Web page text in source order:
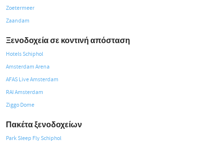
Zoetermeer
Zaandam
Ξενοδοχεία σε κοντινή απόσταση
Hotels Schiphol
Amsterdam Arena
AFAS Live Amsterdam
RAI Amsterdam
Ziggo Dome
Πακέτα ξενοδοχείων
Park Sleep Fly Schiphol